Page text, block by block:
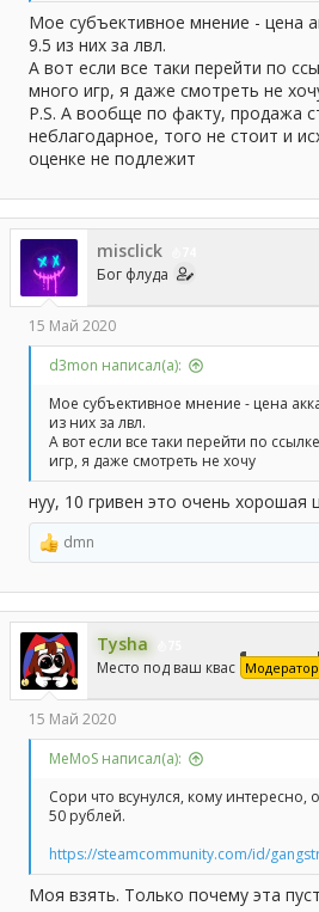
Мое субъективное мнение - цена
9.5 из них за лвл.
А вот если все таки перейти по
много игр, я даже смотреть не
P.S. А вообще по факту, продажа
неблагодарное, того не стоит и
оценке не подлежит
misclick
Бог флуда
15 Май 2020
d3mon написал(а):
Мое субъективное мнение - цена
из них за лвл.
А вот если все таки перейти по
игр, я даже смотреть не хочу
нуу, 10 гривен это очень хорошая
Р
е
а
к
ц
и
и
:
dmn
Tysha
Место под ваш квас Модератор
15 Май 2020
MeMoS написал(а):
Сори что всунулся, кому интересно,
50 рублей.
https://steamcommunity.com/id/
Моя взять. Только почему эта